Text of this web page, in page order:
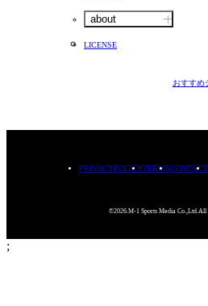
about
LICENSE
おすすめ
PRIVACYPOLICYTERMSCONTACT
©2026.M-1 Sports Media Co.,Ltd.All
;